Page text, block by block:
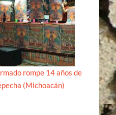
rompe 14 años de
(Michoacán)